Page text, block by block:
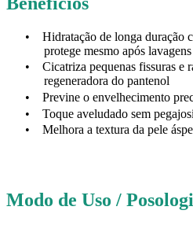
•
Hidratação de longa
protege mesmo após lavagens
•
Cicatriza pequenas fissuras e
regeneradora do pantenol
•
Previne o envelhecimento
•
Toque aveludado sem
•
Melhora a textura da pele
Modo de Uso /